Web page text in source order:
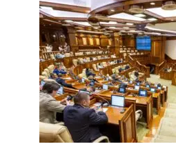
CEC a respins cererea de
de inițiativă pentru
referendumului local privind
primarului comunei Coșnița